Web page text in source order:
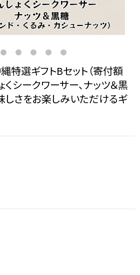
特選ギフトBセット（寄付額
シークワーサー、ナッツ＆黒
さをお楽しみいただけるギ